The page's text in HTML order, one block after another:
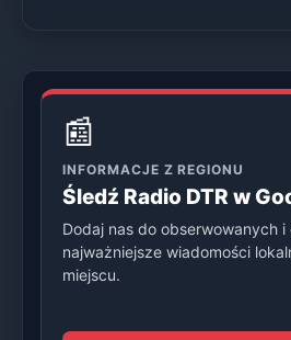
📰
INFORMACJE Z REGIONU
Śledź Radio DTR w
Dodaj nas do obserwowanych
najważniejsze wiadomości
miejscu.